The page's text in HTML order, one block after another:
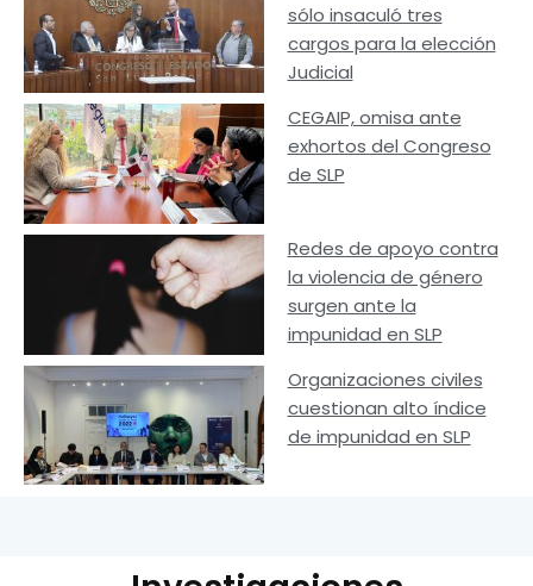
sólo insaculó tres
cargos para la elección
Judicial
CEGAIP, omisa ante
exhortos del Congreso
de SLP
Redes de apoyo contra
la violencia de género
surgen ante la
impunidad en SLP
Organizaciones civiles
cuestionan alto índice
de impunidad en SLP